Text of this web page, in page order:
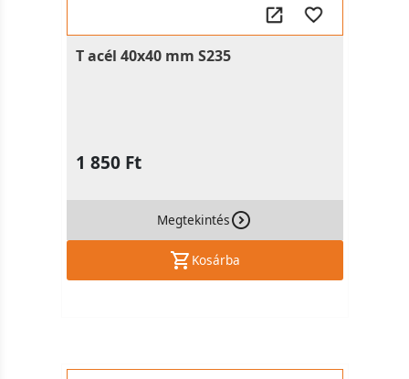
T acél 40x40 mm S235
1 850 Ft
Megtekintés
Kosárba